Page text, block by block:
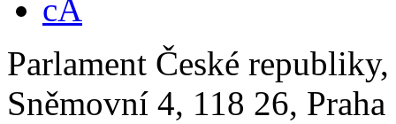
Parlament České
Sněmovní 4, 118 26,